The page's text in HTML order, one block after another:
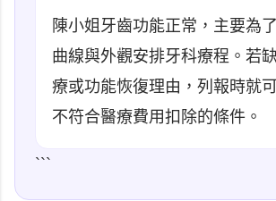
陳小姐牙齒功能正常，主要為
曲線與外觀安排牙科療程。若
療或功能恢復理由，列報時就
不符合醫療費用扣除的條件。
```